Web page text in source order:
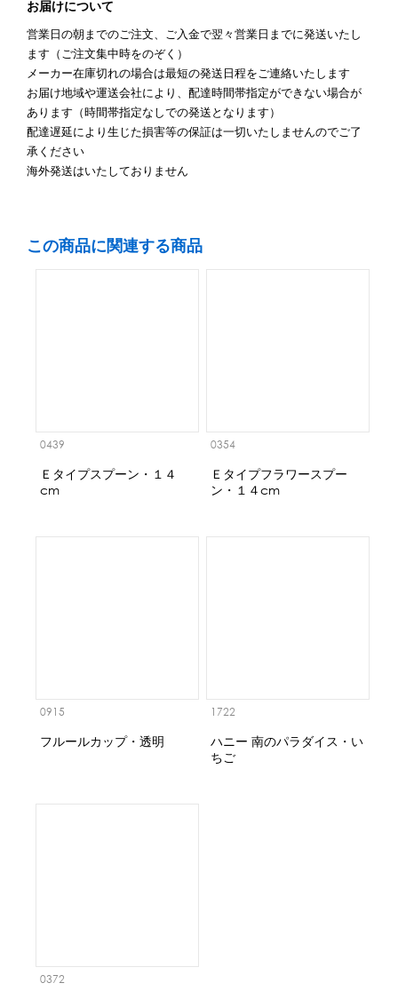
お届けについて
営業日の朝までのご注文、ご入金で翌々営業日までに発送いたし
ます（ご注文集中時をのぞく）
メーカー在庫切れの場合は最短の発送日程をご連絡いたします
お届け地域や運送会社により、配達時間帯指定ができない場合が
あります（時間帯指定なしでの発送となります）
配達遅延により生じた損害等の保証は一切いたしませんのでご了
承ください
海外発送はいたしておりません
この商品に関連する商品
0439
Ｅタイプスプーン・１４
cm
0354
Ｅタイプフラワースプー
ン・１４cm
0915
フルールカップ・透明
1722
ハニー 南のパラダイス・い
ちご
0372